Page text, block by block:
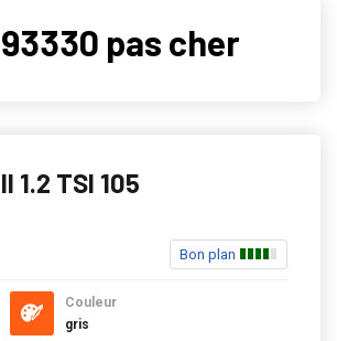
93330 pas cher
1.2 TSI 105
Bon plan
Couleur
gris